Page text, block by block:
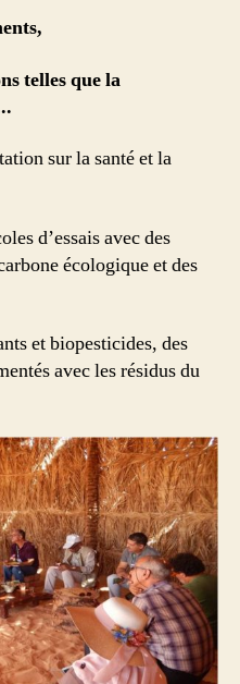
telles que la
sur la santé et la
d’essais avec des
écologique et des
et biopesticides, des
avec les résidus du